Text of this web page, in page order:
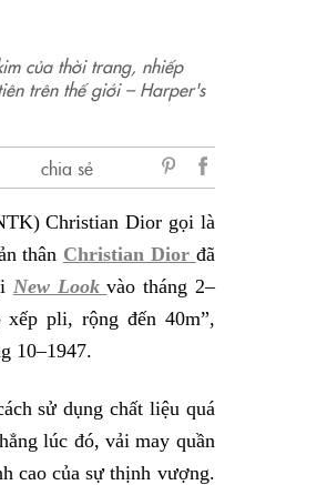
của thời trang, nhiếp
trên thế giới – Harper's
chia sẻ
Facebook
Christian Dior gọi là
thân Christian Dior đã
New Look vào tháng 2–
pli, rộng đến 40m”,
10–1947.
sử dụng chất liệu quá
lúc đó, vải may quần
cao của sự thịnh vượng.